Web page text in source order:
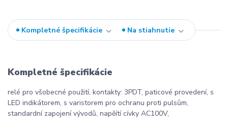
Kompletné špecifikácie Na stiahnutie
Kompletné špecifikácie
relé pro všobecné použití, kontakty: 3PDT, paticové provedení, s
LED indikátorem, s varistorem pro ochranu proti pulsům,
standardní zapojení vývodů, napěítí cívky AC100V,